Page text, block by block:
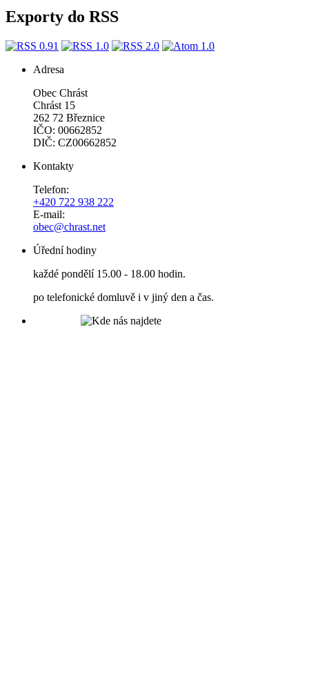
Exporty do RSS
Adresa
Obec Chrást
Chrást 15
262 72 Březnice
IČO: 00662852
DIČ: CZ00662852
Kontakty
Telefon:
+420 722 938 222
E-mail:
obec@chrast.net
Úřední hodiny
každé pondělí 15.00 - 18.00 hodin.
po telefonické domluvě i v jiný den a čas.